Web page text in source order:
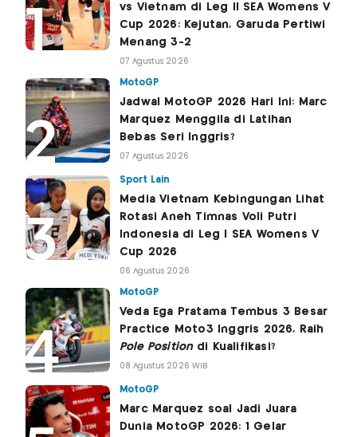
vs Vietnam di Leg II SEA Womens V
Cup 2026: Kejutan, Garuda Pertiwi
Menang 3-2
07 Agustus 2026
MotoGP
Jadwal MotoGP 2026 Hari Ini: Marc
Marquez Menggila di Latihan
Bebas Seri Inggris?
07 Agustus 2026
Sport Lain
Media Vietnam Kebingungan Lihat
Rotasi Aneh Timnas Voli Putri
Indonesia di Leg I SEA Womens V
Cup 2026
06 Agustus 2026
MotoGP
Veda Ega Pratama Tembus 3 Besar
Practice Moto3 Inggris 2026, Raih
Pole Positiondi Kualifikasi?
08 Agustus 2026 WIB
MotoGP
Marc Marquez soal Jadi Juara
Dunia MotoGP 2026: 1 Gelar